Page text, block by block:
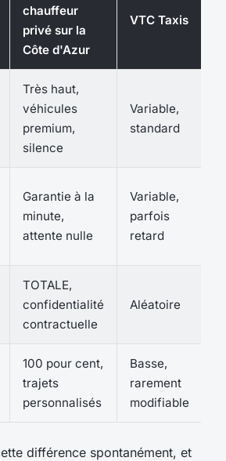
chauffeur
privé sur la
Côte d'Azur
VTC Taxis
Très haut,
véhicules
premium,
silence
Variable,
standard
Garantie à la
minute,
attente nulle
Variable,
parfois
retard
TOTALE,
confidentialité
contractuelle
Aléatoire
100 pour cent,
trajets
personnalisés
Basse,
rarement
modifiable
différence spontanément, et